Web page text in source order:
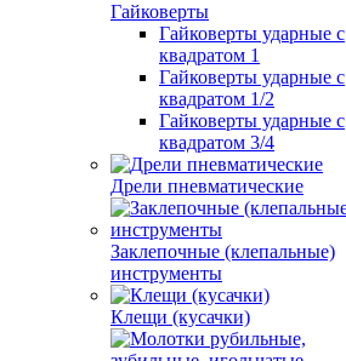
Гайковерты
Гайковерты ударные с
квадратом 1
Гайковерты ударные с
квадратом 1/2
Гайковерты ударные с
квадратом 3/4
Дрели пневматические
Заклепочные (клепальные)
инструменты
Клещи (кусачки)